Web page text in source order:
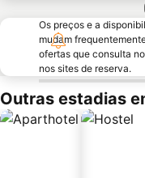
Os preços e a
mudam
ofertas que consulta
nos sites de reserva.
Outras estadias